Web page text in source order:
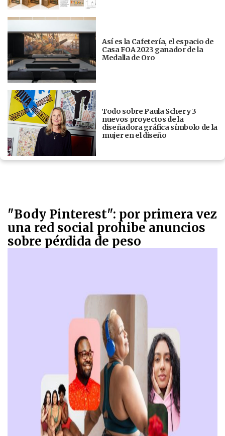
Así es la Cafetería, el espacio de
Casa FOA 2023 ganador de la
Medalla de Oro
Todo sobre Paula Scher y 3
nuevos proyectos de la
diseñadora gráfica símbolo de la
mujer en el diseño
"Body Pinterest": por primera vez
una red social prohibe anuncios
sobre pérdida de peso